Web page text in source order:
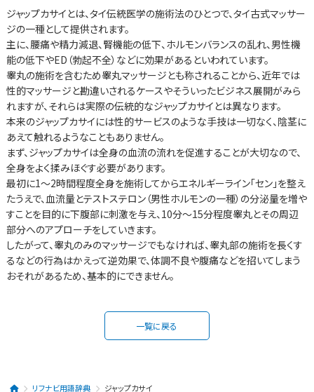
ジャップカサイとは、タイ伝統医学の施術法のひとつで、タイ古式マッサー
ジの一種として提供されます。
主に、腰痛や精力減退、腎機能の低下、ホルモンバランスの乱れ、男性機
能の低下やED（勃起不全）などに効果があるといわれています。
睾丸の施術を含むため睾丸マッサージとも称されることから、近年では
性的マッサージと勘違いされるケースやそういったビジネス展開がみら
れますが、それらは実際の伝統的なジャップカサイとは異なります。
本来のジャップカサイには性的サービスのような手技は一切なく、陰茎に
あえて触れるようなこともありません。
まず、ジャップカサイは全身の血流の流れを促進することが大切なので、
全身をよく揉みほぐす必要があります。
最初に1～2時間程度全身を施術してからエネルギーライン「セン」を整え
たうえで、血流量とテストステロン（男性ホルモンの一種）の分泌量を増や
すことを目的に下腹部に刺激を与え、10分～15分程度睾丸とその周辺
部分へのアプローチをしていきます。
したがって、睾丸のみのマッサージでもなければ、睾丸部の施術を長くす
るなどの行為はかえって逆効果で、体調不良や腹痛などを招いてしまう
おそれがあるため、基本的にできません。
一覧に戻る
リフナビ用語辞典 ジャップカサイ